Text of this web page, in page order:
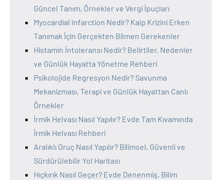
Güncel Tanım, Örnekler ve Vergi İpuçları
Myocardial Infarction Nedir? Kalp Krizini Erken
Tanımak İçin Gerçekten Bilmen Gerekenler
Histamin İntoleransı Nedir? Belirtiler, Nedenler
ve Günlük Hayatta Yönetme Rehberi
Psikolojide Regresyon Nedir? Savunma
Mekanizması, Terapi ve Günlük Hayattan Canlı
Örnekler
İrmik Helvası Nasıl Yapılır? Evde Tam Kıvamında
İrmik Helvası Rehberi
Aralıklı Oruç Nasıl Yapılır? Bilimsel, Güvenli ve
Sürdürülebilir Yol Haritası
Hıçkırık Nasıl Geçer? Evde Denenmiş, Bilim